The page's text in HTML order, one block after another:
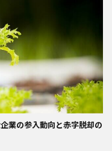
業の参入動向と赤字脱却の